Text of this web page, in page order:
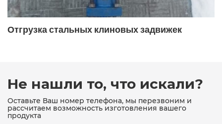
Отгрузка стальных клиновых задвижек
Не нашли то, что искали?
Оставьте Ваш номер телефона, мы перезвоним и
рассчитаем возможность изготовления вашего
продукта